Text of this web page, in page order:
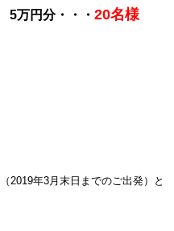
万円分・・・ 20名様
2019年3月末日までのご出発）と